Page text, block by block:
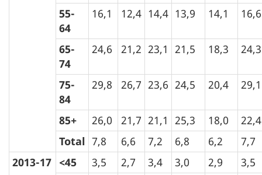
55-
64
16,1 12,4 14,4 13,9 14,1 16,6
65-
74
24,6 21,2 23,1 21,5 18,3 24,3
75-
84
29,8 26,7 23,6 24,5 20,4 29,1
85+ 26,0 21,7 21,1 25,3 18,0
22,4
Total 7,8 6,6 7,2 6,8 6,2
7,7
2013-17 <45 3,5 2,7 3,4 3,0 2,9
3,5